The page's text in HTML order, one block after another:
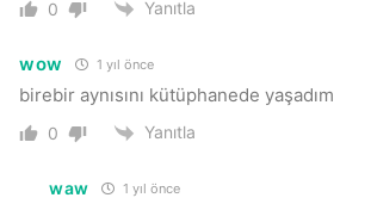
0 Yanıtla
wow 1 yıl önce
birebir aynısını kütüphanede yaşadım
0 Yanıtla
waw 1 yıl önce